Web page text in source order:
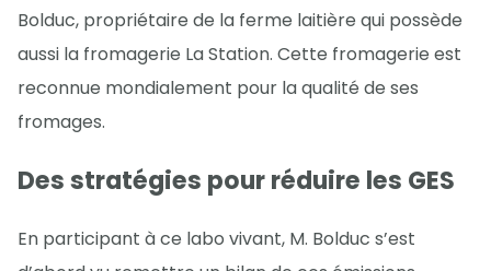
Bolduc, propriétaire de la ferme laitière qui possède
aussi la fromagerie La Station. Cette fromagerie est
reconnue mondialement pour la qualité de ses
fromages.
Des stratégies pour réduire les GES
En participant à ce labo vivant, M. Bolduc s’est